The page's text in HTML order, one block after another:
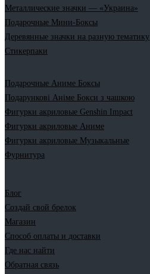
Металлические значки — «Украина»
Подарочные Мини-Боксы
Деревянные значки на разную тематику
Стикерпаки
Подарочные Аниме Боксы
Подарункові Аніме Бокси з чашкою
Фигурки акриловые Genshin Impact
Фигурки акриловые Аниме
Фигурки акриловые Музыкальные
Фурнитура
Блог
Создай свой брелок
Магазин
Способ оплаты и доставки
Где нас найти
Обратная связь